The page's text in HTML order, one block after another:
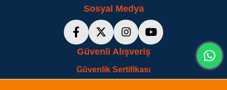
Sosyal Medya
Güvenli Alışveriş
Güvenlik Sertifikası